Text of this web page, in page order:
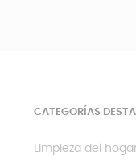
CATEGORÍAS
Limpieza del